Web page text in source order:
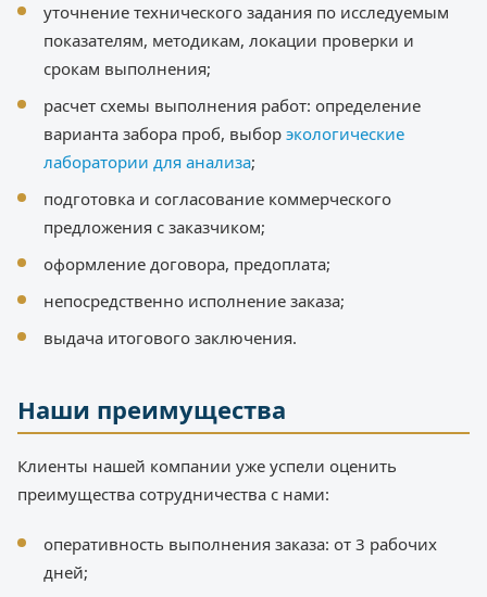
уточнение технического задания по исследуемым
показателям, методикам, локации проверки и
срокам выполнения;
расчет схемы выполнения работ: определение
варианта забора проб, выбор экологические
лаборатории для анализа;
подготовка и согласование коммерческого
предложения с заказчиком;
оформление договора, предоплата;
непосредственно исполнение заказа;
выдача итогового заключения.
Наши преимущества
Клиенты нашей компании уже успели оценить
преимущества сотрудничества с нами:
оперативность выполнения заказа: от 3 рабочих
дней;